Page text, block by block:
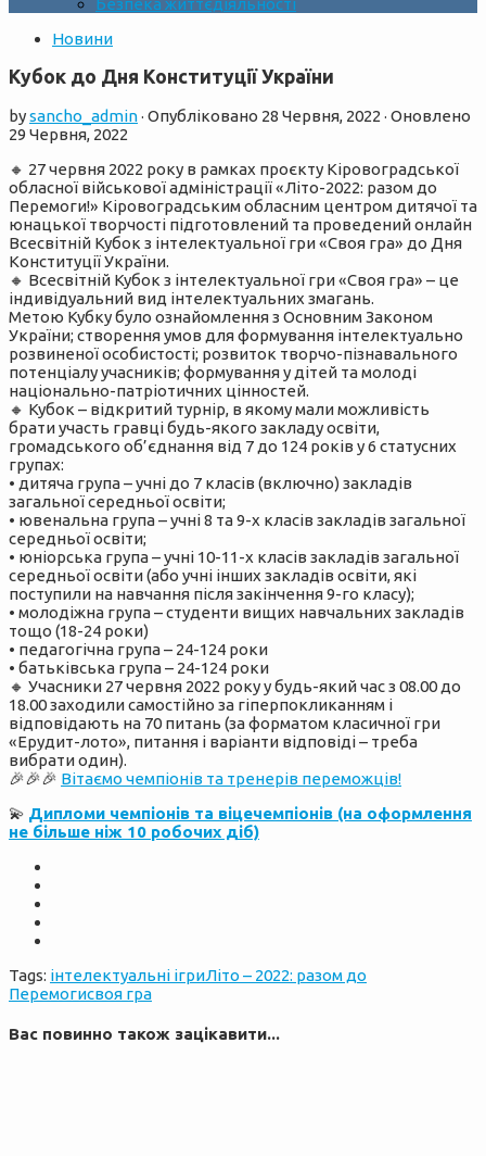
Новини
Кубок до Дня Конституції України
bysancho_admin· Опубліковано 28 Червня, 2022 · Оновлено
29 Червня, 2022
🔸 27 червня 2022 року в рамках проєкту Кіровоградської
обласної військової адміністрації «Літо-2022: разом до
Перемоги!» Кіровоградським обласним центром дитячої та
юнацької творчості підготовлений та проведений онлайн
Всесвітній Кубок з інтелектуальної гри «Своя гра» до Дня
Конституції України.
🔸 Всесвітній Кубок з інтелектуальної гри «Своя гра» – це
індивідуальний вид інтелектуальних змагань.
Метою Кубку було ознайомлення з Основним Законом
України; створення умов для формування інтелектуально
розвиненої особистості; розвиток творчо-пізнавального
потенціалу учасників; формування у дітей та молоді
національно-патріотичних цінностей.
🔸 Кубок – відкритий турнір, в якому мали можливість
брати участь гравці будь-якого закладу освіти,
громадського об’єднання від 7 до 124 років у 6 статусних
групах:
• дитяча група – учні до 7 класів (включно) закладів
загальної середньої освіти;
• ювенальна група – учні 8 та 9-х класів закладів загальної
середньої освіти;
• юніорська група – учні 10-11-х класів закладів загальної
середньої освіти (або учні інших закладів освіти, які
поступили на навчання після закінчення 9-го класу);
• молодіжна група – студенти вищих навчальних закладів
тощо (18-24 роки)
• педагогічна група – 24-124 роки
• батьківська група – 24-124 роки
🔸 Учасники 27 червня 2022 року у будь-який час з 08.00 до
18.00 заходили самостійно за гіперпокликанням і
відповідають на 70 питань (за форматом класичної гри
«Ерудит-лото», питання і варіанти відповіді – треба
вибрати один).
🎉🎉🎉 Вітаємо чемпіонів та тренерів переможців!
💫 Дипломи чемпіонів та віцечемпіонів (на оформлення
не більше ніж 10 робочих діб)
Tags: інтелектуальні ігриЛіто – 2022: разом до
Перемогисвоя гра
Вас повинно також зацікавити...